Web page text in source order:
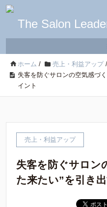
ホーム / 売上・利益アップ/
失客を防ぐサロンの空気感づ
イント
売上・利益アップ
失客を防ぐサロン
た来たい”を引き